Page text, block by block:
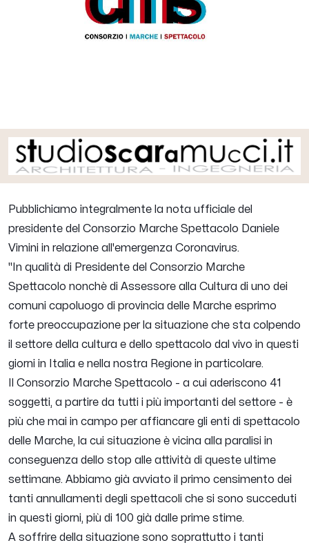
Pubblichiamo integralmente la nota ufficiale del
presidente del Consorzio Marche Spettacolo Daniele
Vimini in relazione all'emergenza Coronavirus.
"In qualità di Presidente del Consorzio Marche
Spettacolo nonchè di Assessore alla Cultura di uno dei
comuni capoluogo di provincia delle Marche esprimo
forte preoccupazione per la situazione che sta colpendo
il settore della cultura e dello spettacolo dal vivo in questi
giorni in Italia e nella nostra Regione in particolare.
Il Consorzio Marche Spettacolo - a cui aderiscono 41
soggetti, a partire da tutti i più importanti del settore - è
più che mai in campo per affiancare gli enti di spettacolo
delle Marche, la cui situazione è vicina alla paralisi in
conseguenza dello stop alle attività di queste ultime
settimane. Abbiamo già avviato il primo censimento dei
tanti annullamenti degli spettacoli che si sono succeduti
in questi giorni, più di 100 già dalle prime stime.
A soffrire della situazione sono soprattutto i tanti